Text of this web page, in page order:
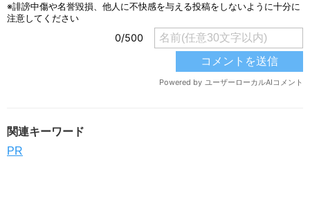
関連キーワード
PR